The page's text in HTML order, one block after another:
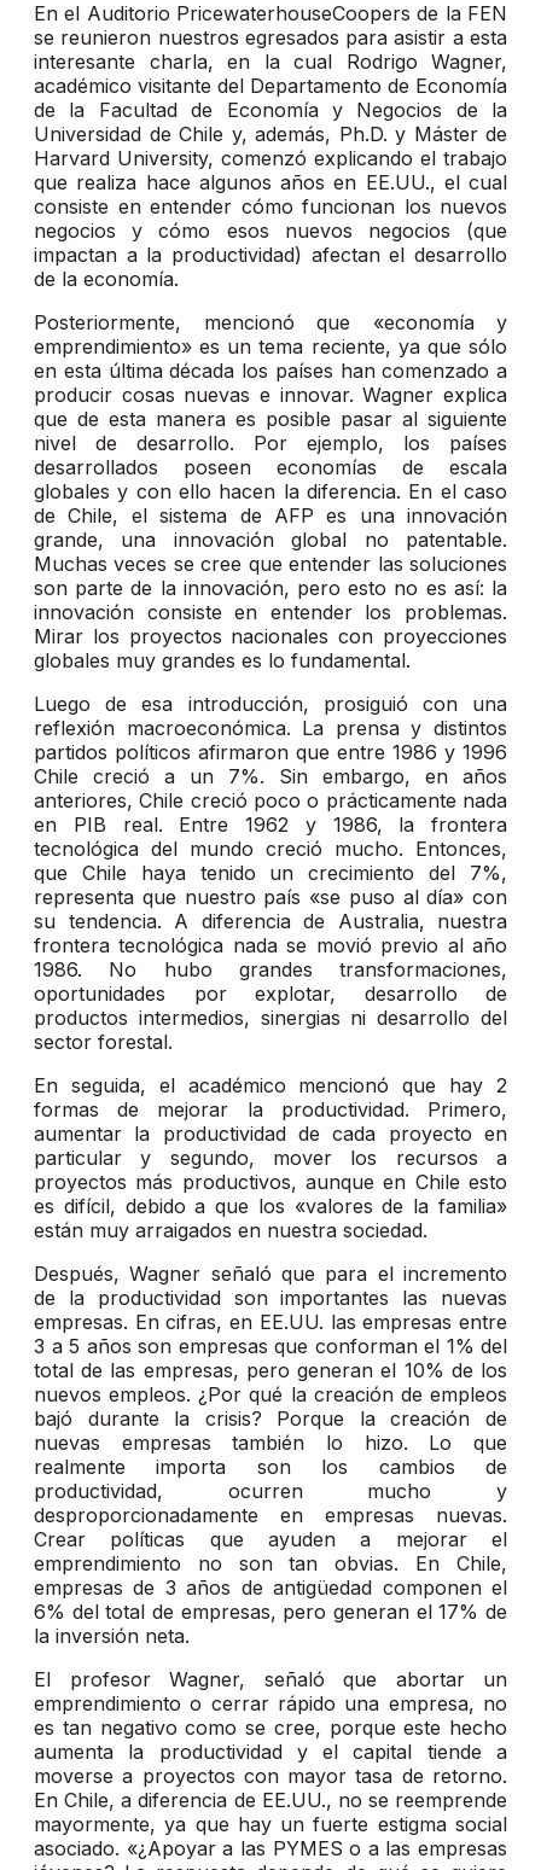
En el Auditorio PricewaterhouseCoopers de la FEN
se reunieron nuestros egresados para asistir a esta
interesante charla, en la cual Rodrigo Wagner,
académico visitante del Departamento de Economía
de la Facultad de Economía y Negocios de la
Universidad de Chile y, además, Ph.D. y Máster de
Harvard University, comenzó explicando el trabajo
que realiza hace algunos años en EE.UU., el cual
consiste en entender cómo funcionan los nuevos
negocios y cómo esos nuevos negocios (que
impactan a la productividad) afectan el desarrollo
de la economía.
Posteriormente, mencionó que «economía y
emprendimiento» es un tema reciente, ya que sólo
en esta última década los países han comenzado a
producir cosas nuevas e innovar. Wagner explica
que de esta manera es posible pasar al siguiente
nivel de desarrollo. Por ejemplo, los países
desarrollados poseen economías de escala
globales y con ello hacen la diferencia. En el caso
de Chile, el sistema de AFP es una innovación
grande, una innovación global no patentable.
Muchas veces se cree que entender las soluciones
son parte de la innovación, pero esto no es así: la
innovación consiste en entender los problemas.
Mirar los proyectos nacionales con proyecciones
globales muy grandes es lo fundamental.
Luego de esa introducción, prosiguió con una
reflexión macroeconómica. La prensa y distintos
partidos políticos afirmaron que entre 1986 y 1996
Chile creció a un 7%. Sin embargo, en años
anteriores, Chile creció poco o prácticamente nada
en PIB real. Entre 1962 y 1986, la frontera
tecnológica del mundo creció mucho. Entonces,
que Chile haya tenido un crecimiento del 7%,
representa que nuestro país «se puso al día» con
su tendencia. A diferencia de Australia, nuestra
frontera tecnológica nada se movió previo al año
1986. No hubo grandes transformaciones,
oportunidades por explotar, desarrollo de
productos intermedios, sinergias ni desarrollo del
sector forestal.
En seguida, el académico mencionó que hay 2
formas de mejorar la productividad. Primero,
aumentar la productividad de cada proyecto en
particular y segundo, mover los recursos a
proyectos más productivos, aunque en Chile esto
es difícil, debido a que los «valores de la familia»
están muy arraigados en nuestra sociedad.
Después, Wagner señaló que para el incremento
de la productividad son importantes las nuevas
empresas. En cifras, en EE.UU. las empresas entre
3 a 5 años son empresas que conforman el 1% del
total de las empresas, pero generan el 10% de los
nuevos empleos. ¿Por qué la creación de empleos
bajó durante la crisis? Porque la creación de
nuevas empresas también lo hizo. Lo que
realmente importa son los cambios de
productividad, ocurren mucho y
desproporcionadamente en empresas nuevas.
Crear políticas que ayuden a mejorar el
emprendimiento no son tan obvias. En Chile,
empresas de 3 años de antigüedad componen el
6% del total de empresas, pero generan el 17% de
la inversión neta.
El profesor Wagner, señaló que abortar un
emprendimiento o cerrar rápido una empresa, no
es tan negativo como se cree, porque este hecho
aumenta la productividad y el capital tiende a
moverse a proyectos con mayor tasa de retorno.
En Chile, a diferencia de EE.UU., no se reemprende
mayormente, ya que hay un fuerte estigma social
asociado. «¿Apoyar a las PYMES o a las empresas